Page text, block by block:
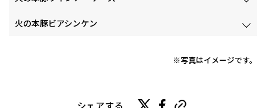
火の本豚ビアシンケン
※写真はイメージです。
シェアする